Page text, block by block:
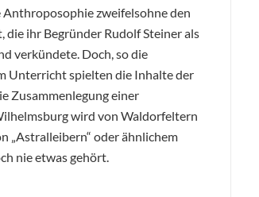
zweifelsohne den
ihr Begründer Rudolf Steiner als
verkündete. Doch, so die
Unterricht spielten die Inhalte der
Zusammenlegung einer
wird von Waldorfeltern
„Astralleibern“ oder ähnlichem
nie etwas gehört.